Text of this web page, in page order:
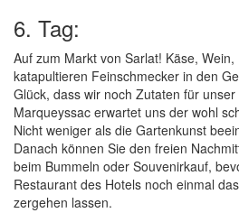
6. Tag:
Auf zum Markt von Sarlat! Käse, Wein,
katapultieren Feinschmecker in den
Glück, dass wir noch Zutaten für
Marqueyssac erwartet uns der wohl
Nicht weniger als die Gartenkunst
Danach können Sie den freien
beim Bummeln oder Souvenirkauf,
Restaurant des Hotels noch einmal
zergehen lassen.